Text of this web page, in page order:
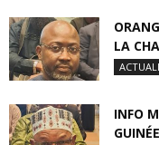
LA
INFO